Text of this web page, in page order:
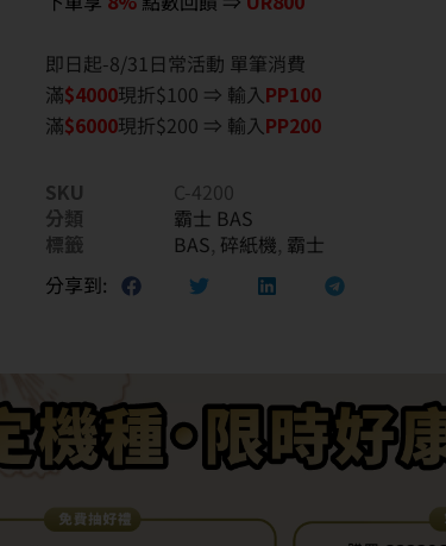
即日起-8/31日常活動 單筆消費
滿$4000現折$100 ⇒ 輸入PP100
滿$6000現折$200 ⇒ 輸入PP200
SKU
C-4200
分類
霸士 BAS
標籤
BAS, 碎紙機, 霸士
分享到: